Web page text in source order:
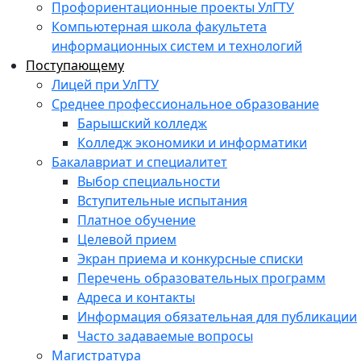
Профориентационные проекты УлГТУ
Компьютерная школа факультета
информационных систем и технологий
Поступающему
Лицей при УлГТУ
Среднее профессиональное образование
Барышский колледж
Колледж экономики и информатики
Бакалавриат и специалитет
Выбор специальности
Вступительные испытания
Платное обучение
Целевой прием
Экран приема и конкурсные списки
Перечень образовательных программ
Адреса и контакты
Информация обязательная для публикации
Часто задаваемые вопросы
Магистратура